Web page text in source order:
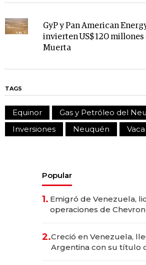
GyP y Pan American
invierten US$ 120 millones
Muerta
TAGS
Equinor
Gas y Petróleo del
Inversiones
Neuquén
Popular
1. Emigró de Venezuela,
operaciones de
2.Creció en Venezuela,
Argentina con su título